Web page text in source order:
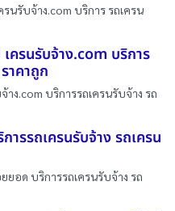
รนรับจ้าง.com บริการ รถเครน
ครนรับจ้าง.com บริการ
าคาถูก
ง.com บริการรถเครนรับจ้าง รถ
ารรถเครนรับจ้าง รถเครน
ยอด บริการรถเครนรับจ้าง รถ